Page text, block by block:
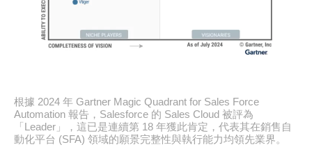
根據 2024 年 Gartner Magic Quadrant for Sales Force
Automation 報告，Salesforce 的 Sales Cloud 被評為
「Leader」，這已是連續第 18 年獲此肯定，代表其在銷售自
動化平台 (SFA) 領域的願景完整性與執行能力均領先業界。